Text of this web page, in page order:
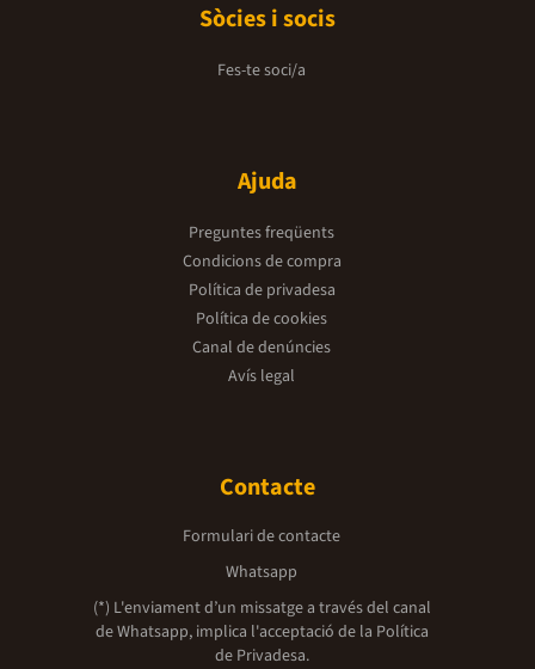
Sòcies i socis
Fes-te soci/a
Ajuda
Preguntes freqüents
Condicions de compra
Política de privadesa
Política de cookies
Canal de denúncies
Avís legal
Contacte
Formulari de contacte
Whatsapp
(*) L'enviament d’un missatge a través del canal
de Whatsapp, implica l'acceptació de la Política
de Privadesa.